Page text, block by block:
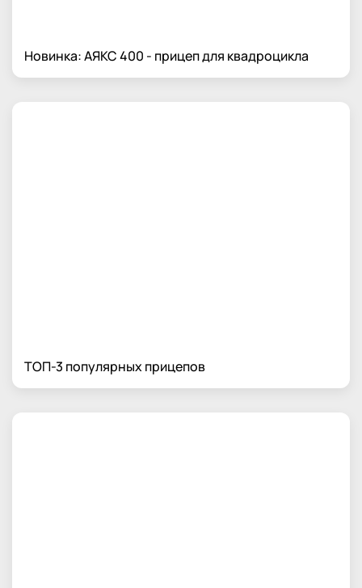
Новинка: АЯКС 400 - прицеп для квадроцикла
ТОП-3 популярных прицепов